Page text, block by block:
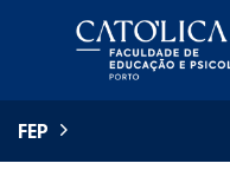
FEP